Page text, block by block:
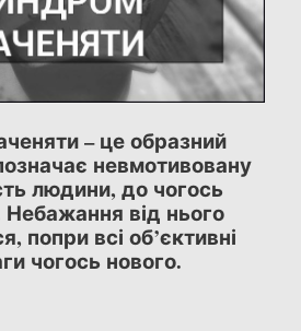
– це образний
невмотивовану
людини, до чогось
від нього
попри всі об’єктивні
чогось нового.